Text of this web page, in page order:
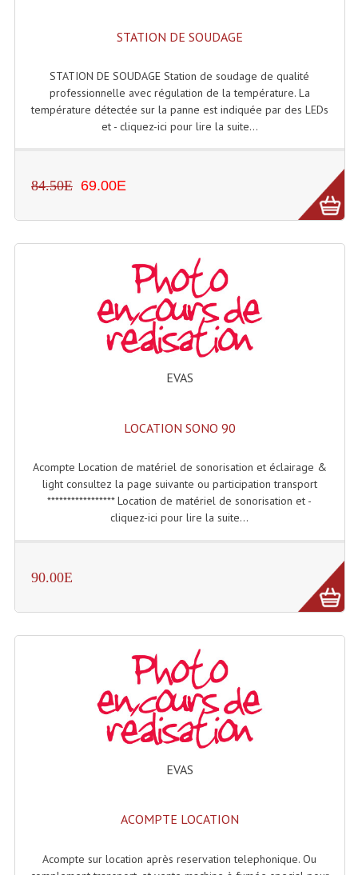
Blocs De Puissance
Chenillards Modulateurs
Filtres Et Divers
Guirlandes Lumineuse
Gyrophares À Leds
Lampes Ampoules
Ampoules - Tubes Lumière Noire Black Gun
Lampes Dichroique
Lampes Halogenes Divers
Lampes Théatre
Les Packs Light
Lumières Noire
Lyres
Panneaux, Piste Danse À Leds
STATION DE SOUDAGE
STATION DE SOUDAGE Station de soudage de qualité
professionnelle avec régulation de la température. La
température détectée sur la panne est indiquée par des LEDs
et - cliquez-ici pour lire la suite...
84.50E 69.00E
EVAS
LOCATION SONO 90
Acompte Location de matériel de sonorisation et éclairage &
light consultez la page suivante ou participation transport
***************** Location de matériel de sonorisation et -
cliquez-ici pour lire la suite...
90.00E
EVAS
ACOMPTE LOCATION
Acompte sur location après reservation telephonique. Ou